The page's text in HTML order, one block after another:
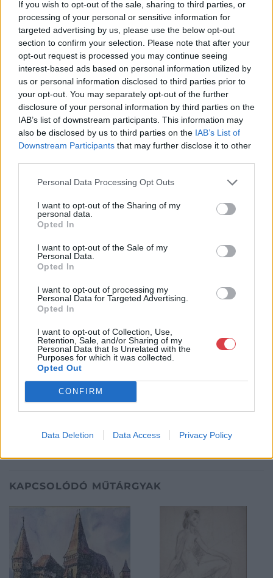
If you wish to opt-out of the sale, sharing to third parties, or
processing of your personal or sensitive information for
targeted advertising by us, please use the below opt-out
section to confirm your selection. Please note that after your
opt-out request is processed you may continue seeing
interest-based ads based on personal information utilized by
us or personal information disclosed to third parties prior to
your opt-out. You may separately opt-out of the further
disclosure of your personal information by third parties on the
IAB’s list of downstream participants. This information may
also be disclosed by us to third parties on the IAB’s List of
Downstream Participants that may further disclose it to other
Personal Data Processing Opt Outs
I want to opt-out of the Sharing of my
personal data.
Opted In
I want to opt-out of the Sale of my
Personal Data.
Opted In
I want to opt-out of processing my
Personal Data for Targeted Advertising.
Opted In
I want to opt-out of Collection, Use,
Retention, Sale, and/or Sharing of my
Personal Data that Is Unrelated with the
Purposes for which it was collected.
Opted Out
CONFIRM
Data Deletion Data Access Privacy Policy
Aukció ideje: 20:00
Aukció helye: https://www.amordelarte.hu/aukciok/
Tételszám: 14
Eladó adatai
Amor Del Arte Galéria-
Aukciósház
Cím: Ráduly Zoltán
06202391066
Telefon: 06202391066
http://www.amordelarte.hu
Bemutatkozás: A cég főtevékenysége minden olyan
adás-vételével, bizományosi értékesítésével, festmények
értékbecslésével és online aukciók szervezésével és
lebonyolításával. A weboldalon elérhetőek a cég által kínált
számára lehetőség nyílik egy regisztráció után, hogy részt
vegyen a cég online aukcióin.
GALÉRIA TOVÁBBI MŰTÁRGYAI
KAPCSOLÓDÓ MŰTÁRGYAK